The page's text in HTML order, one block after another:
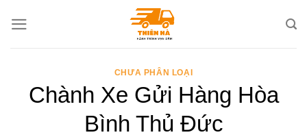
CHƯA PHÂN LOẠI
Chành Xe Gửi Hàng Hòa
Bình Thủ Đức